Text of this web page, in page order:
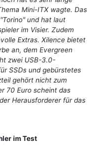
Mini-ITX wagte. Das
und hat laut
im Visier. Zudem
Extras. Xilence bietet
an, dem Evergreen
zwei USB-3.0-
SSDs und gebürstetes
gehört nicht zum
70 Euro scheint das
Herausforderer für das
im Test